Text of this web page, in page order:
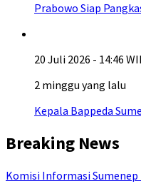
Prabowo Siap
20 Juli 2026 - 14:46
2 minggu yang lalu
Kepala Bappeda
Breaking News
Komisi Informasi